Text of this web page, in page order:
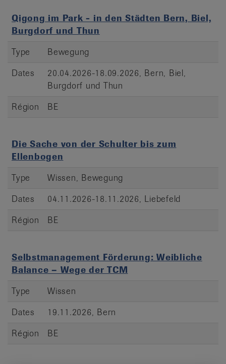
Qigong im Park - in den Städten Bern, Biel,
Burgdorf und Thun
Type
Bewegung
Dates
20.04.2026-18.09.2026, Bern, Biel,
Burgdorf und Thun
Région
BE
Die Sache von der Schulter bis zum
Ellenbogen
Type
Wissen, Bewegung
Dates
04.11.2026-18.11.2026, Liebefeld
Région
BE
Selbstmanagement Förderung: Weibliche
Balance – Wege der TCM
Type
Wissen
Dates
19.11.2026, Bern
Région
BE